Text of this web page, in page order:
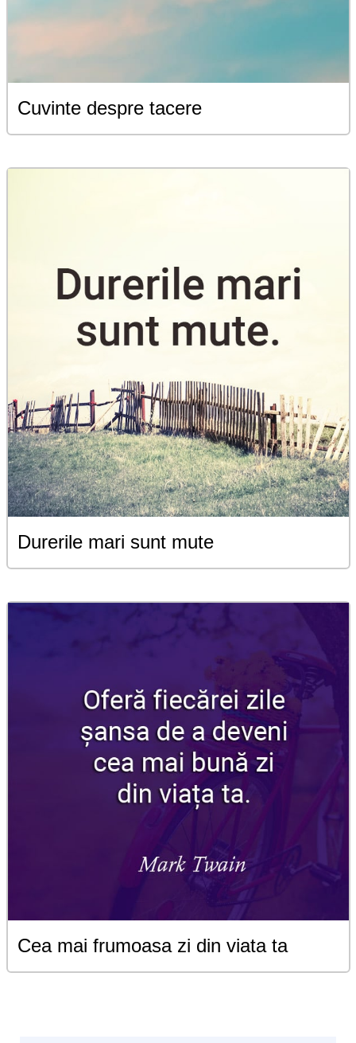
Cuvinte despre tacere
Durerile mari sunt mute
Cea mai frumoasa zi din viata ta